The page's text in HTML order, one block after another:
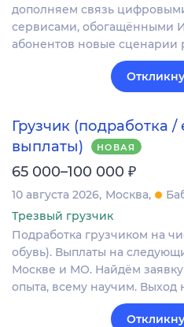
дополняем связь
сервисами, обогащёнными
абонентов новые
Грузчик (подработка
выплаты)
НОВАЯ
65 000–100 000 ₽
10 августа 2026 Москва
Трезвый грузчик
Подработка грузчиком на
обувь). Выплаты на
Москве и МО. Найдём
опыта, всему научим. Выход